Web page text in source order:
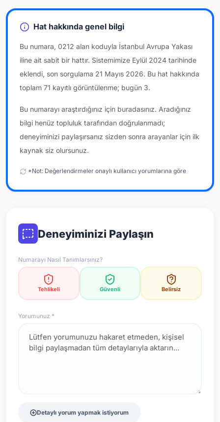
Hat hakkında genel bilgi
Bu numara, 0212 alan koduyla İstanbul Avrupa Yakası
iline ait sabit bir hattır. Sistemimize Eylül 2024 tarihinde
eklendi, son sorgulama 21 Mayıs 2026. Bu hat hakkında
toplam 71 kayıtlı görüntülenme; bugün 3.
Bu numarayı araştırdığınız için buradasınız. Aradığınız
bilgi henüz topluluk tarafından doğrulanmadı;
deneyiminizi paylaşırsanız sizden sonra arayanlar için ilk
kaynak siz olursunuz.
*Not: Değerlendirmeler onaylı kullanıcı yorumlarına göre
Deneyiminizi Paylaşın
Numarayı Nasıl Tanımlarsınız?
Tehlikeli Güvenli Belirsiz
Yorumunuz *
Detaylı yorum yapmak istiyorum